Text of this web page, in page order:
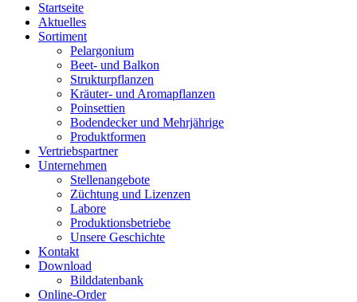
Startseite
Aktuelles
Sortiment
Pelargonium
Beet- und Balkon
Strukturpflanzen
Kräuter- und Aromapflanzen
Poinsettien
Bodendecker und Mehrjährige
Produktformen
Vertriebspartner
Unternehmen
Stellenangebote
Züchtung und Lizenzen
Labore
Produktionsbetriebe
Unsere Geschichte
Kontakt
Download
Bilddatenbank
Online-Order